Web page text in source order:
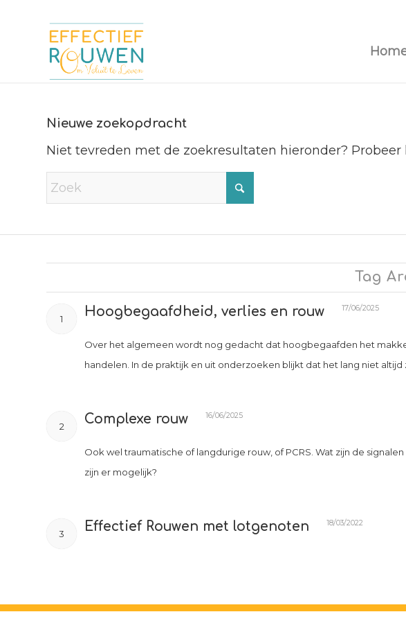
Nieuwe zoekopdracht
Niet tevreden met de zoekresultaten hieronder? Probeer
Tag
1 Hoogbegaafdheid, verlies en rouw 17/06/2025
Over het algemeen wordt nog gedacht dat hoogbegaafden het
handelen. In de praktijk en uit onderzoeken blijkt dat het lang niet altijd
2 Complexe rouw 16/06/2025
Ook wel traumatische of langdurige rouw, of PCRS. Wat zijn de
zijn er mogelijk?
3 Effectief Rouwen met lotgenoten 18/03/2022